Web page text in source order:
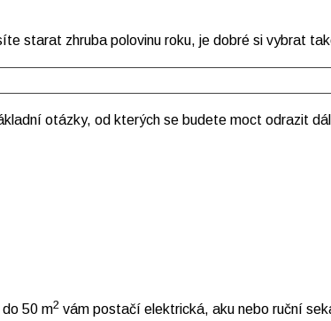
starat zhruba polovinu roku, je dobré si vybrat
otázky, od kterých se budete moct odrazit
50 m2 vám postačí elektrická, aku nebo ruční